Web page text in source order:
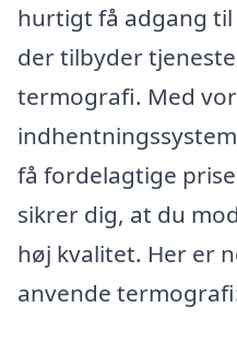
hurtigt få adgang
der tilbyder
termografi. Med
få fordelagtige
sikrer dig, at du
høj kvalitet. Her er
anvende